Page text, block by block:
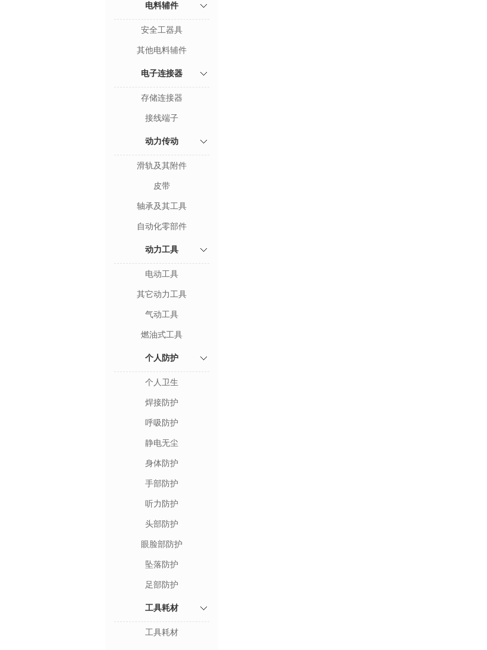
电料辅件
安全工器具
其他电料辅件
电子连接器
存储连接器
接线端子
动力传动
滑轨及其附件
皮带
轴承及其工具
自动化零部件
动力工具
电动工具
其它动力工具
气动工具
燃油式工具
个人防护
个人卫生
焊接防护
呼吸防护
静电无尘
身体防护
手部防护
听力防护
头部防护
眼脸部防护
坠落防护
足部防护
工具耗材
工具耗材